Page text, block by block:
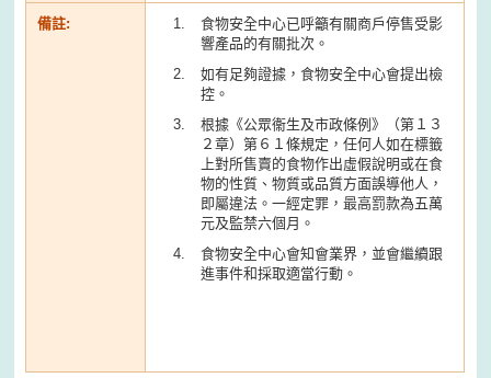
備註:
食物安全中心已呼籲有關商戶停售受影
響產品的有關批次。
如有足夠證據，食物安全中心會提出檢
控。
根據《公眾衞生及市政條例》（第１３
２章）第６１條規定，任何人如在標籤
上對所售賣的食物作出虛假說明或在食
物的性質、物質或品質方面誤導他人，
即屬違法。一經定罪，最高罰款為五萬
元及監禁六個月。
食物安全中心會知會業界，並會繼續跟
進事件和採取適當行動。